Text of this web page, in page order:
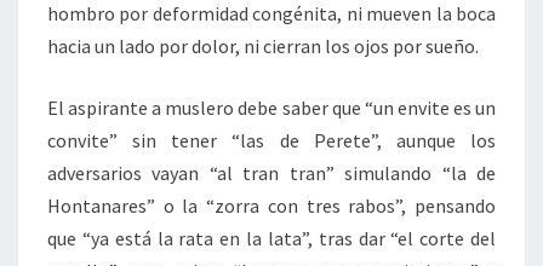
hombro por deformidad congénita, ni mueven la boca
hacia un lado por dolor, ni cierran los ojos por sueño.
El aspirante a muslero debe saber que “un envite es un
convite” sin tener “las de Perete”, aunque los
adversarios vayan “al tran tran” simulando “la de
Hontanares” o la “zorra con tres rabos”, pensando
que “ya está la rata en la lata”, tras dar “el corte del